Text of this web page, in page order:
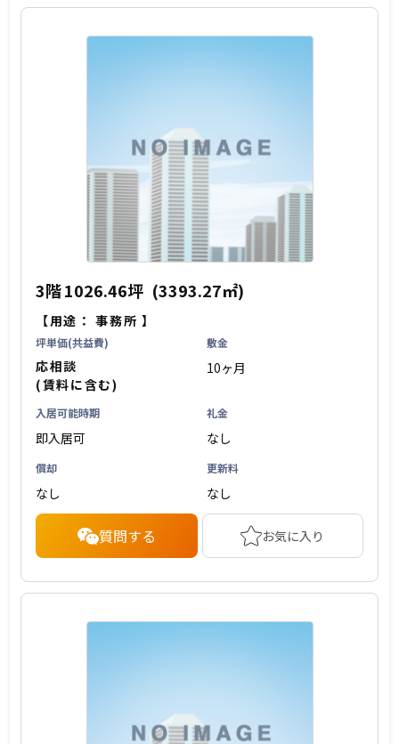
3階1026.46坪 (3393.27㎡)
【用途：事務所 】
坪単価(共益費)
応相談
(賃料に含む)
敷金
10ヶ月
入居可能時期
即入居可
礼金
なし
償却
なし
更新料
なし
質問する お気に入り